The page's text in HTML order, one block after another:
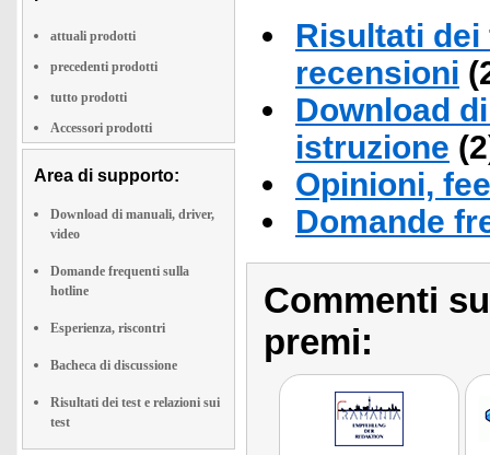
attuali prodotti
precedenti prodotti
tutto prodotti
Accessori prodotti
Area di supporto:
Download di manuali, driver,
video
Domande frequenti sulla
hotline
Esperienza, riscontri
Bacheca di discussione
Risultati dei test e relazioni sui
test
Risultati
recensioni
Download
istruzione
Opinioni,
Domande
Commenti
premi: